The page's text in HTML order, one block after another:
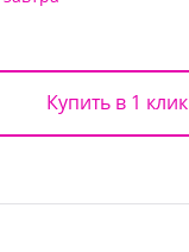
Купить в 1 клик